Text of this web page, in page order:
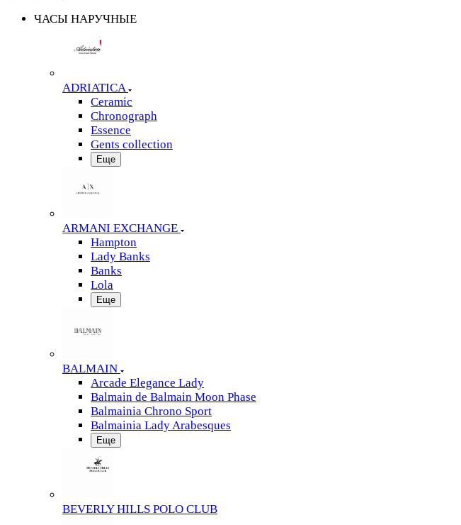
ЧАСЫ НАРУЧНЫЕ
ADRIATICA
Ceramic
Chronograph
Essence
Gents collection
Еще
ARMANI EXCHANGE
Hampton
Lady Banks
Banks
Lola
Еще
BALMAIN
Arcade Elegance Lady
Balmain de Balmain Moon Phase
Balmainia Chrono Sport
Balmainia Lady Arabesques
Еще
BEVERLY HILLS POLO CLUB